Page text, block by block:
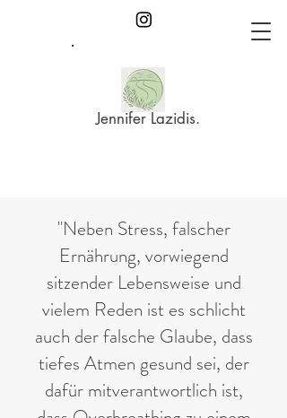
Jennifer Lazidis.
"Neben Stress, falscher
Ernährung, vorwiegend
sitzender Lebensweise und
vielem Reden ist es schlicht
auch der falsche Glaube, dass
tiefes Atmen gesund sei, der
dafür mitverantwortlich ist,